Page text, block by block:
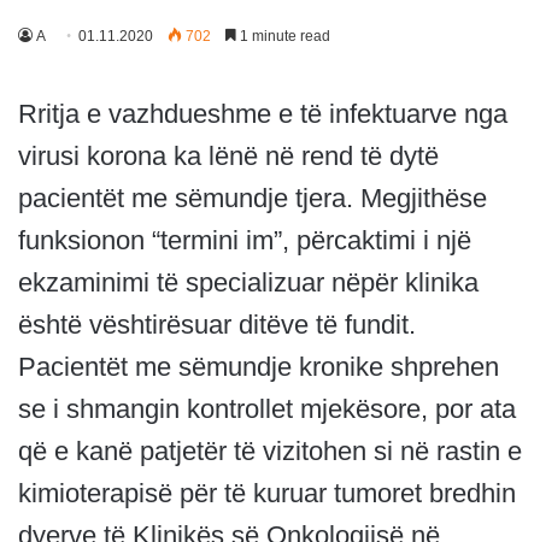
A 01.11.2020 702 1 minute read
Rritja e vazhdueshme e të infektuarve nga
virusi korona ka lënë në rend të dytë
pacientët me sëmundje tjera. Megjithëse
funksionon “termini im”, përcaktimi i një
ekzaminimi të specializuar nëpër klinika
është vështirësuar ditëve të fundit.
Pacientët me sëmundje kronike shprehen
se i shmangin kontrollet mjekësore, por ata
që e kanë patjetër të vizitohen si në rastin e
kimioterapisë për të kuruar tumoret bredhin
dyerve të Klinikës së Onkologjisë në